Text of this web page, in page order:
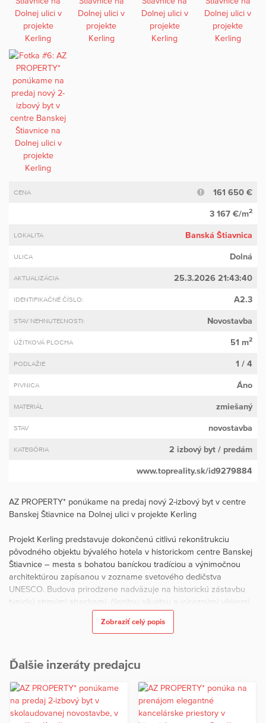
CENA 161 650 €
3 167 €/m2
LOKALITA Banská Štiavnica
ULICA Dolná
AKTUALIZÁCIA 25.3.2026 21:43:40
IDENTIFIKAČNÉ ČÍSLO: A2.3
STAV NEHNUTEĽNOSTI: Novostavba
ÚŽITKOVÁ PLOCHA 51 m2
PODLAŽIE 1 / 4
PIVNICA Áno
MATERIÁL zmiešaný
STAV novostavba
KATEGÓRIA 2 izbový byt / predám
www.topreality.sk/id9279884
AZ PROPERTY* ponúkame na predaj nový 2-izbový byt v centre
Banskej Štiavnice na Dolnej ulici v projekte Kerling
Projekt Kerling predstavuje dokončenú citlivú rekonštrukciu
pôvodného objektu bývalého hotela v historickom centre Banskej
Štiavnice – mesta s bohatou baníckou tradíciou a výnimočnou
architektúrou zapísanou v zozname svetového dedičstva
UNESCO. Budova prirodzene nadväzuje na historickú zástavbu
typickú strmými strechami, členitou siluetou a výraznými vikiermi.
Bytový dom je dokončený a skolaudovaný a pripravený na
Typ: novostavba
Dispozícia: 2-izbový byt
Úžitková plocha bytu: 51,04 m² z toho je plocha bytu 47,29 m²
K bytu prislúcha pivničná kobka č. A2.3.6 na -1PP o ploche 3,75 m²
Zobraziť celý popis
Ďalšie inzeráty predajcu